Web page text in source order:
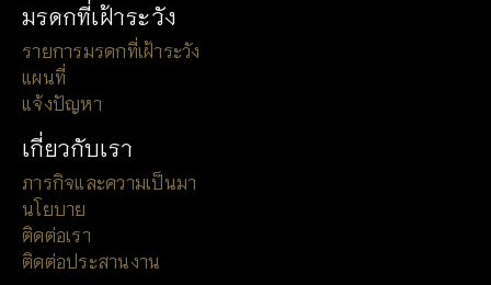
มรดกที่เฝ้าระวัง
รายการมรดกที่เฝ้าระวัง
แผนที่
แจ้งปัญหา
เกี่ยวกับเรา
ภารกิจและความเป็นมา
นโยบาย
ติดต่อเรา
ติดต่อประสานงาน